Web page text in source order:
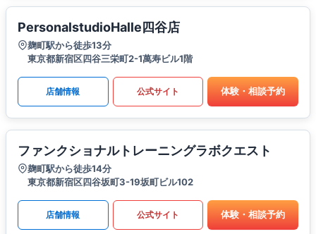
PersonalstudioHalle四谷店
麹町駅から徒歩13分
東京都新宿区四谷三栄町2-1萬寿ビル1階
店舗情報 公式サイト 体験・相談予約
ファンクショナルトレーニングラボクエスト
麹町駅から徒歩14分
東京都新宿区四谷坂町3-19坂町ビル102
店舗情報 公式サイト 体験・相談予約